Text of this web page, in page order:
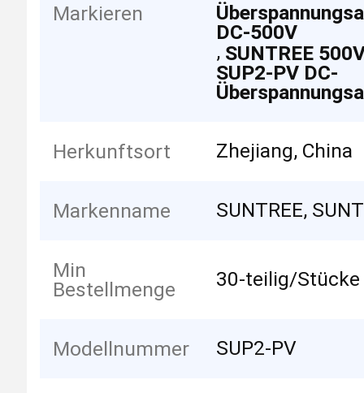
Markieren
DC-500V
, SUNTREE
SUP2-PV DC-
Herkunftsort Zhejiang, China
Markenname SUNTREE,
Min
Bestellmenge
30-teilig/Stücke
Modellnummer SUP2-PV